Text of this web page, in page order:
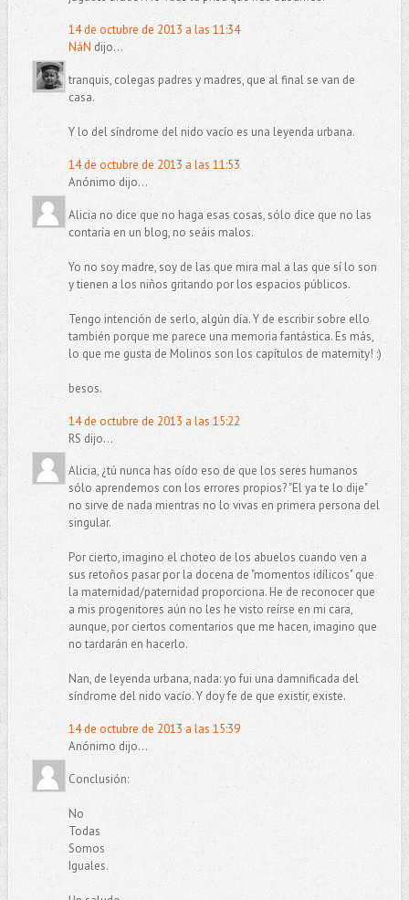
14 de octubre de 2013 a las 11:34
NáN dijo...
tranquis, colegas padres y madres, que al final se van de
casa.
Y lo del síndrome del nido vacío es una leyenda urbana.
14 de octubre de 2013 a las 11:53
Anónimo dijo...
Alicia no dice que no haga esas cosas, sólo dice que no las
contaría en un blog, no seáis malos.
Yo no soy madre, soy de las que mira mal a las que sí lo son
y tienen a los niños gritando por los espacios públicos.
Tengo intención de serlo, algún día. Y de escribir sobre ello
también porque me parece una memoria fantástica. Es más,
lo que me gusta de Molinos son los capítulos de maternity! :)
besos.
14 de octubre de 2013 a las 15:22
RS dijo...
Alicia, ¿tú nunca has oído eso de que los seres humanos
sólo aprendemos con los errores propios? "El ya te lo dije"
no sirve de nada mientras no lo vivas en primera persona del
singular.
Por cierto, imagino el choteo de los abuelos cuando ven a
sus retoños pasar por la docena de "momentos idílicos" que
la maternidad/paternidad proporciona. He de reconocer que
a mis progenitores aún no les he visto reírse en mi cara,
aunque, por ciertos comentarios que me hacen, imagino que
no tardarán en hacerlo.
Nan, de leyenda urbana, nada: yo fui una damnificada del
síndrome del nido vacío. Y doy fe de que existir, existe.
14 de octubre de 2013 a las 15:39
Anónimo dijo...
Conclusión:
No
Todas
Somos
Iguales.